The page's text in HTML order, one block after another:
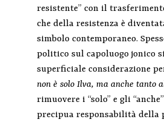
resistente” con il
che della resistenza è
simbolo contemporaneo.
politico sul capoluogo jonico
superficiale considerazione
non è solo Ilva, ma anche tanto
rimuovere i “solo” e gli
precipua responsabilità della